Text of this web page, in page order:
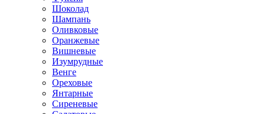
Шоколад
Шампань
Оливковые
Оранжевые
Вишневые
Изумрудные
Венге
Ореховые
Янтарные
Сиреневые